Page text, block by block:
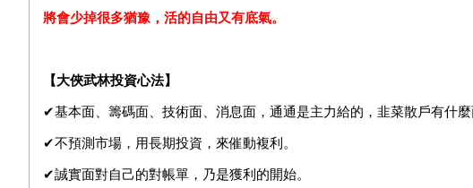
將會少掉很多猶豫，活的自由又有底氣。
【大俠武林投資心法】
✔基本面、籌碼面、技術面、消息面，通通是主力給的，韭菜散戶有什麼
✔不預測市場，用長期投資，來催動複利。
✔誠實面對自己的對帳單，乃是獲利的開始。